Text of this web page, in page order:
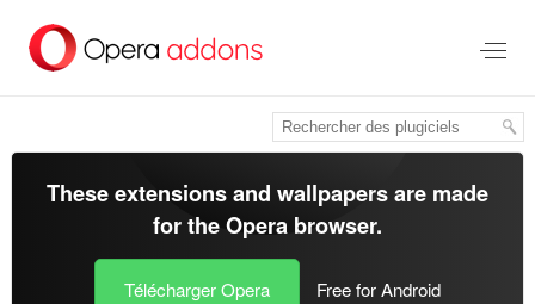
contenu
These extensions and wallpapers are made
for theOpera browser.
Télécharger Opera Free for Android